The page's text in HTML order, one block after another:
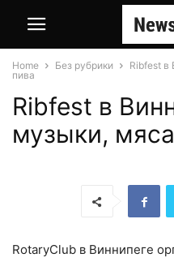
Home Без рубрики
Ribfest в
пива
Ribfest в
музыки,
RotaryClub в Виннипеге